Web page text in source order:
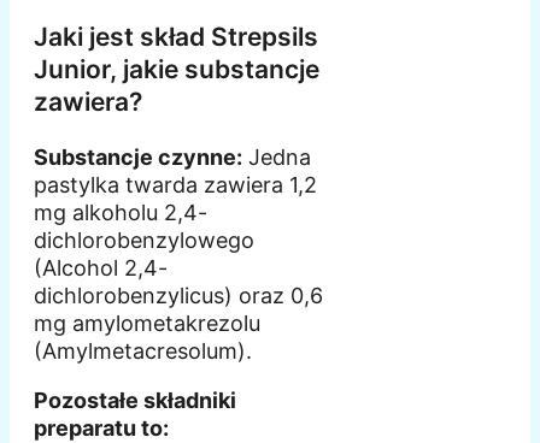
Jaki jest skład Strepsils
Junior, jakie substancje
zawiera?
Substancje czynne: Jedna
pastylka twarda zawiera 1,2
mg alkoholu 2,4-
dichlorobenzylowego
(Alcohol 2,4-
dichlorobenzylicus) oraz 0,6
mg amylometakrezolu
(Amylmetacresolum).
Pozostałe składniki
preparatu to: